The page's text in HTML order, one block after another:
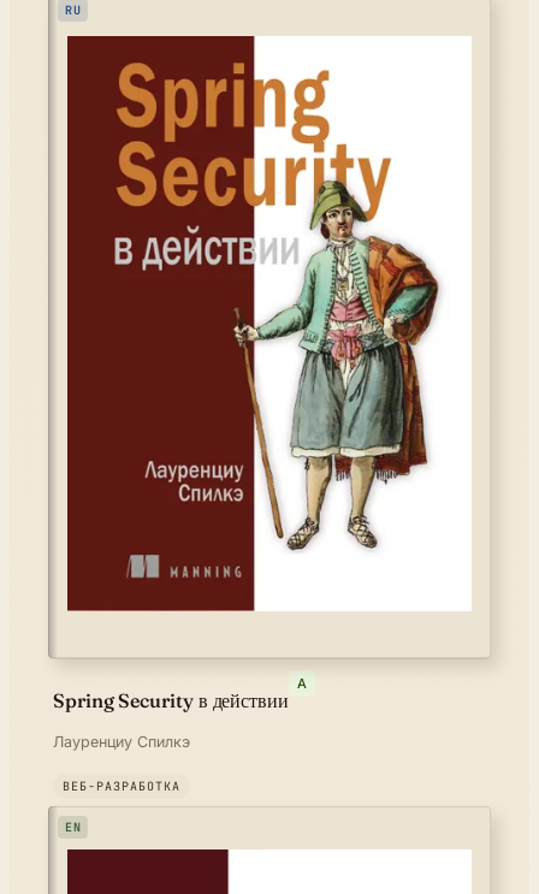
RU
Spring Security в действии
A
Лауренциу Спилкэ
ВЕБ-РАЗРАБОТКА
EN